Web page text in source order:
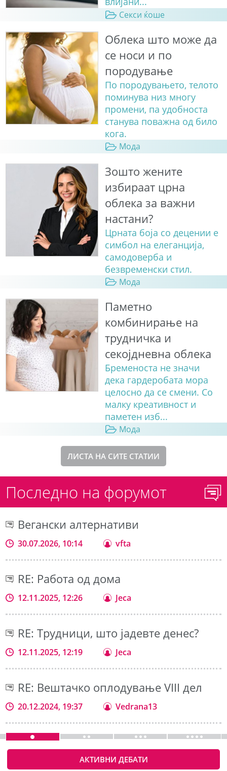
Секси ќоше
Облека што може да
се носи и по
породување
По породувањето, телото
поминува низ многу
промени, па удобноста
станува поважна од било
кога.
Мода
Зошто жените
избираат црна
облека за важни
настани?
Црната боја со децении е
симбол на елеганција,
самодоверба и
безвременски стил.
Мода
Паметно
комбинирање на
трудничка и
секојдневна облека
Бременоста не значи
дека гардеробата мора
целосно да се смени. Со
малку креативност и
паметен изб...
Мода
ЛИСТА НА СИТЕ СТАТИИ
Последно на форумот
Вегански алтернативи
30.07.2026, 10:14 vfta
RE: Работа од дома
12.11.2025, 12:26 Jeca
RE: Трудници, што јадевте денес?
12.11.2025, 12:19 Jeca
RE: Вештачко оплодување VIII дел
20.12.2024, 19:37 Vedrana13
АКТИВНИ ДЕБАТИ